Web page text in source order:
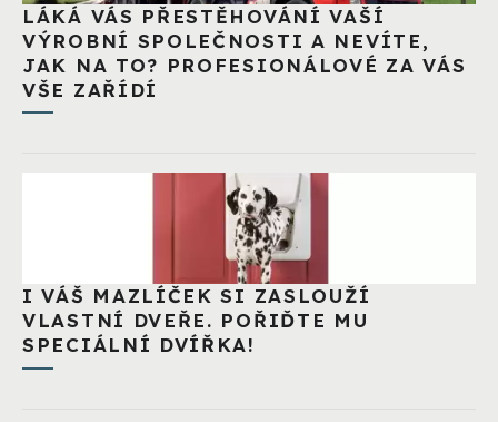
LÁKÁ VÁS PŘESTĚHOVÁNÍ VAŠÍ
VÝROBNÍ SPOLEČNOSTI A NEVÍTE,
JAK NA TO? PROFESIONÁLOVÉ ZA VÁS
VŠE ZAŘÍDÍ
I VÁŠ MAZLÍČEK SI ZASLOUŽÍ
VLASTNÍ DVEŘE. POŘIĎTE MU
SPECIÁLNÍ DVÍŘKA!